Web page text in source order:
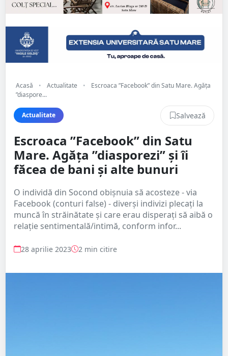
Acasă • Actualitate •
Escroaca ”Facebook” din Satu Mare. Agăța
”diaspore...
Actualitate Salvează
Escroaca ”Facebook” din Satu
Mare. Agăța ”diasporezi” și îi
făcea de bani și alte bunuri
O individă din Socond obișnuia să acosteze - via
Facebook (conturi false) - diverși indivizi plecați la
muncă în străinătate și care erau disperați să aibă o
relație sentimentală/intimă, conform infor...
28 aprilie 2023 2 min citire